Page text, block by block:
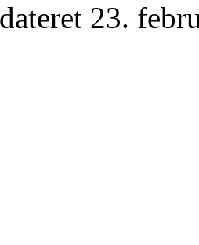
23.